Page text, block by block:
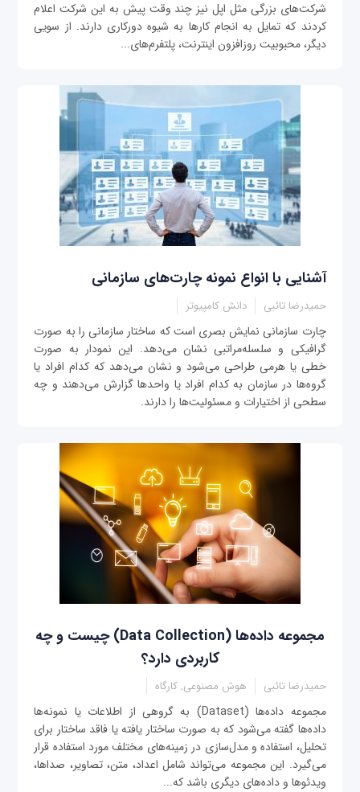
شرکت‌های بزرگی مثل اپل نیز چند وقت پیش به این شرکت اعلام
کردند که تمایل به انجام کارها به شیوه دورکاری دارند.‌ از سویی
دیگر، محبوبیت روزافزون اینترنت، پلتفرم‌های...
آشنایی با انواع نمونه چارت‌های سازمانی
حمیدرضا تائبی دانش کامپیوتر
چارت سازمانی نمایش بصری است که ساختار سازمانی را به صورت
گرافیکی و سلسله‌مراتبی نشان می‌دهد. این نمودار به صورت
خطی یا هرمی طراحی می‌شود و نشان می‌دهد که کدام افراد یا
گروه‌ها در سازمان به کدام افراد یا واحدها گزارش می‌دهند و چه
سطحی از اختیارات و مسئولیت‌ها را دارند.
مجموعه داده‌ها (Data Collection) چیست و چه
کاربردی دارد؟
حمیدرضا تائبی هوش مصنوعی, کارگاه
مجموعه داده‌ها (Dataset) به گروهی از اطلاعات یا نمونه‌ها
داده‌ها گفته می‌شود که به صورت ساختار یافته یا فاقد ‌ساختار برای
تحلیل، استفاده و مدل‌سازی در زمینه‌های مختلف مورد استفاده قرار
می‌گیرد. این مجموعه می‌تواند شامل اعداد، متن، تصاویر، صداها،
ویدئوها و داده‌های دیگری باشد که...